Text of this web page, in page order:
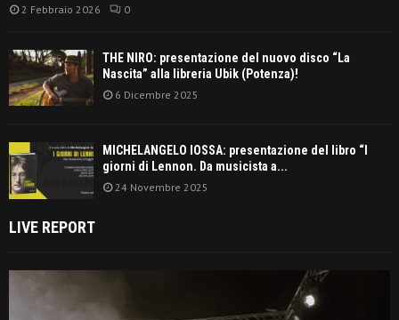
2 Febbraio 2026 0
THE NIRO: presentazione del nuovo disco “La
Nascita” alla libreria Ubik (Potenza)!
6 Dicembre 2025
MICHELANGELO IOSSA: presentazione del libro “I
giorni di Lennon. Da musicista a...
24 Novembre 2025
LIVE REPORT